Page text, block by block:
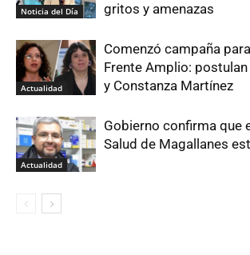
Noticia del Día
gritos y amenazas
Actualidad
Comenzó campaña
Frente Amplio: postulan
y Constanza Martínez
Actualidad
Gobierno confirma que
Salud de Magallanes